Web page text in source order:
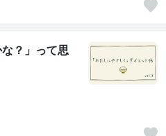
？」って思